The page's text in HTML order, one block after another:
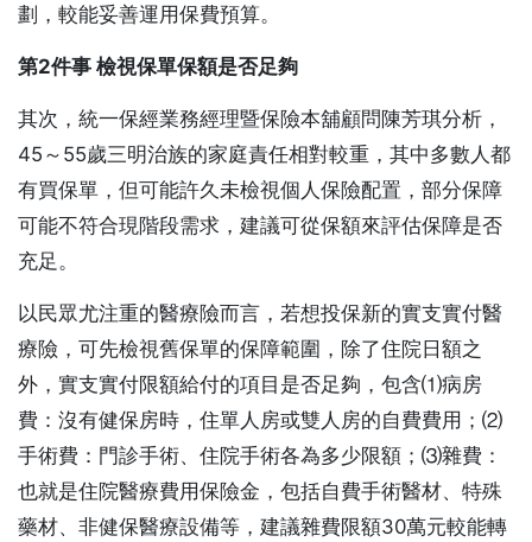
劃，較能妥善運用保費預算。
第2件事 檢視保單保額是否足夠
其次，統一保經業務經理暨保險本舖顧問陳芳琪分析，
45～55歲三明治族的家庭責任相對較重，其中多數人都
有買保單，但可能許久未檢視個人保險配置，部分保障
可能不符合現階段需求，建議可從保額來評估保障是否
充足。
以民眾尤注重的醫療險而言，若想投保新的實支實付醫
療險，可先檢視舊保單的保障範圍，除了住院日額之
外，實支實付限額給付的項目是否足夠，包含⑴病房
費：沒有健保房時，住單人房或雙人房的自費費用；⑵
手術費：門診手術、住院手術各為多少限額；⑶雜費：
也就是住院醫療費用保險金，包括自費手術醫材、特殊
藥材、非健保醫療設備等，建議雜費限額30萬元較能轉